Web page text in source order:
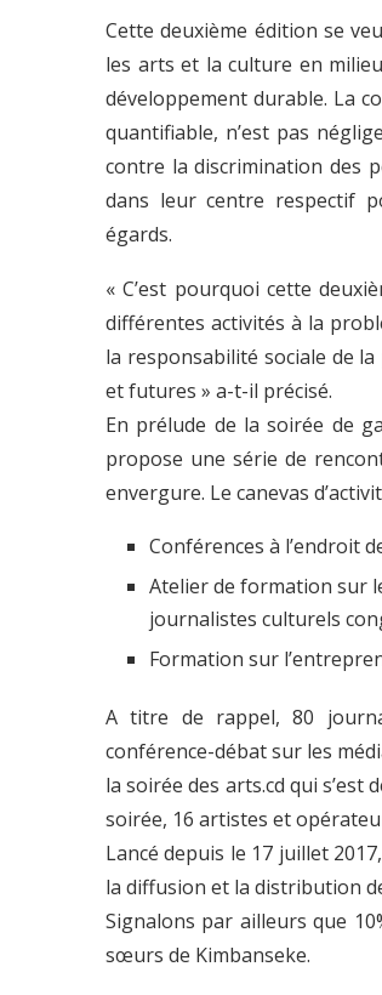
Cette deuxième édition se
les arts et la culture en
développement durable. La
quantifiable, n’est pas
contre la discrimination des
dans leur centre respectif
égards.
« C’est pourquoi cette
différentes activités à la
la responsabilité sociale de
et futures » a-t-il précisé.
En prélude de la soirée de
propose une série de
envergure. Le canevas
Conférences à l’endroit
Atelier de formation sur
journalistes culturels
Formation sur
A titre de rappel, 80
conférence-débat sur les
la soirée des arts.cd qui s’est
soirée, 16 artistes et
Lancé depuis le 17 juillet
la diffusion et la distribution
Signalons par ailleurs que
sœurs de Kimbanseke.